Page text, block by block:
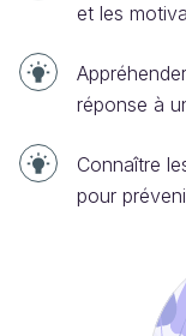
et les
réponse à
Connaître
pour